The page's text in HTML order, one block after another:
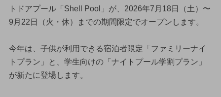
トドアプール「Shell Pool」が、2026年7月18日（土）〜
9月22日（火・休）までの期間限定でオープンします。
今年は、子供が利用できる宿泊者限定「ファミリーナイ
トプラン」と、学生向けの「ナイトプール学割プラン」
が新たに登場します。